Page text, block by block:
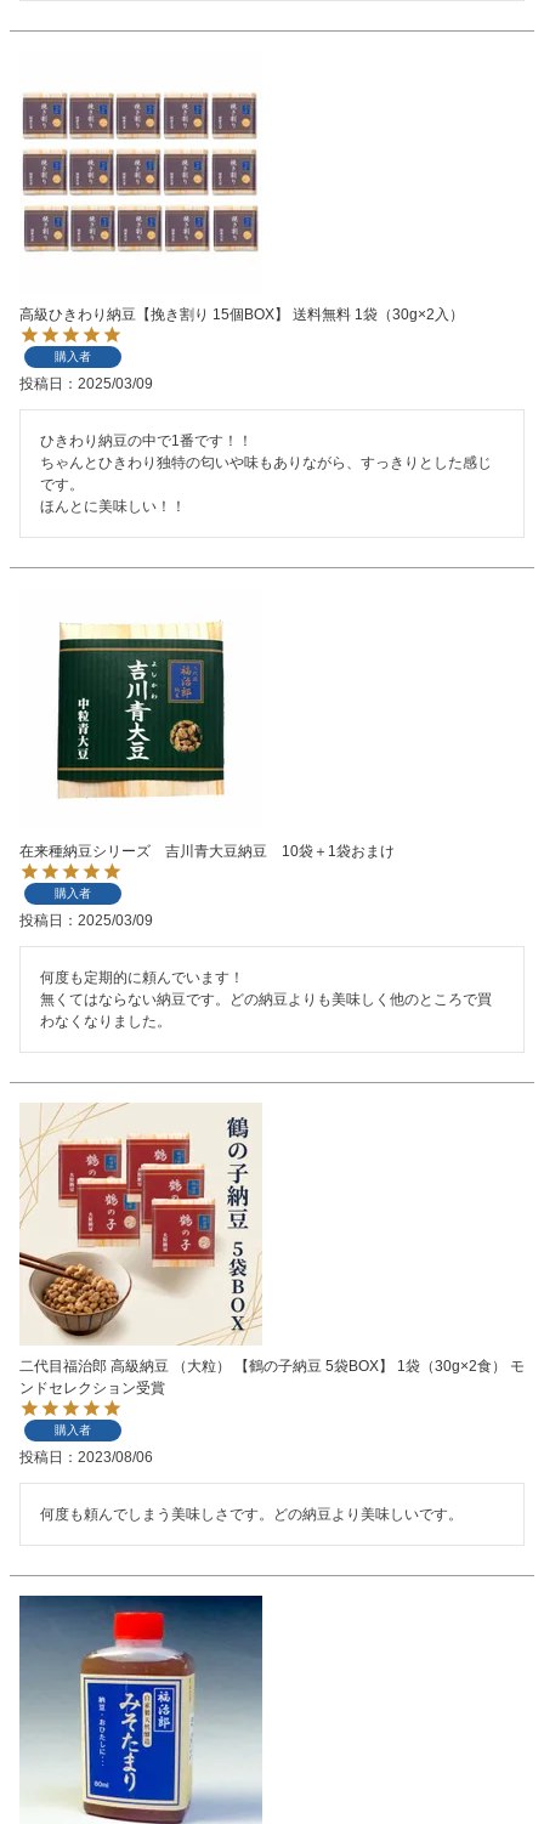
高級ひきわり納豆【挽き割り 15個BOX】 送料無料 1袋（30g×2入）
購入者
投稿日 2025/03/09
ひきわり納豆の中で1番です！！
ちゃんとひきわり独特の匂いや味もありながら、すっきりとした感じ
です。
ほんとに美味しい！！
在来種納豆シリーズ 吉川青大豆納豆 10袋＋1袋おまけ
購入者
投稿日 2025/03/09
何度も定期的に頼んでいます！
無くてはならない納豆です。どの納豆よりも美味しく他のところで買
わなくなりました。
二代目福治郎 高級納豆 （大粒） 【鶴の子納豆 5袋BOX】 1袋（30g×2食） モ
ンドセレクション受賞
購入者
投稿日 2023/08/06
何度も頼んでしまう美味しさです。どの納豆より美味しいです。